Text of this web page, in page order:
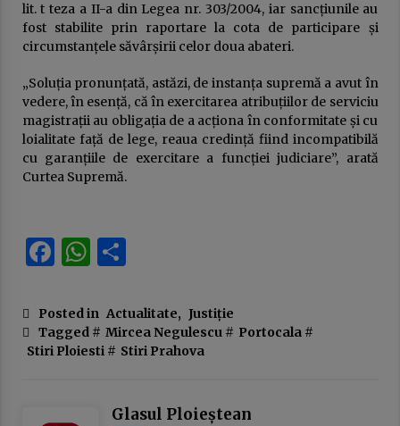
lit. t teza a II-a din Legea nr. 303/2004, iar sancțiunile au
fost stabilite prin raportare la cota de participare și
circumstanțele săvârșirii celor doua abateri.
„Soluția pronunțată, astăzi, de instanța supremă a avut în
vedere, în esență, că în exercitarea atribuțiilor de serviciu
magistrații au obligația de a acționa în conformitate și cu
loialitate față de lege, reaua credință fiind incompatibilă
cu garanțiile de exercitare a funcției judiciare”, arată
Curtea Supremă.
Facebook
WhatsApp
Partajează
Posted in Actualitate, Justiție
Tagged # Mircea Negulescu# Portocala#
Stiri Ploiesti# Stiri Prahova
Glasul Ploieștean